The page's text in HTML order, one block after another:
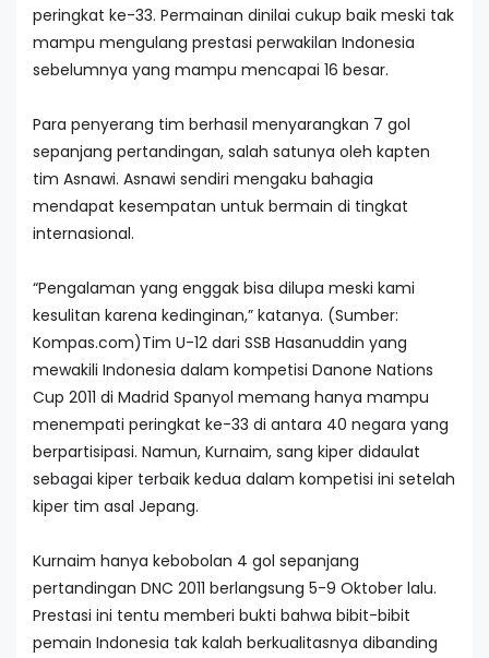
peringkat ke-33. Permainan dinilai cukup baik meski tak
mampu mengulang prestasi perwakilan Indonesia
sebelumnya yang mampu mencapai 16 besar.
Para penyerang tim berhasil menyarangkan 7 gol
sepanjang pertandingan, salah satunya oleh kapten
tim Asnawi. Asnawi sendiri mengaku bahagia
mendapat kesempatan untuk bermain di tingkat
internasional.
“Pengalaman yang enggak bisa dilupa meski kami
kesulitan karena kedinginan,” katanya. (Sumber:
Kompas.com)Tim U-12 dari SSB Hasanuddin yang
mewakili Indonesia dalam kompetisi Danone Nations
Cup 2011 di Madrid Spanyol memang hanya mampu
menempati peringkat ke-33 di antara 40 negara yang
berpartisipasi. Namun, Kurnaim, sang kiper didaulat
sebagai kiper terbaik kedua dalam kompetisi ini setelah
kiper tim asal Jepang.
Kurnaim hanya kebobolan 4 gol sepanjang
pertandingan DNC 2011 berlangsung 5-9 Oktober lalu.
Prestasi ini tentu memberi bukti bahwa bibit-bibit
pemain Indonesia tak kalah berkualitasnya dibanding